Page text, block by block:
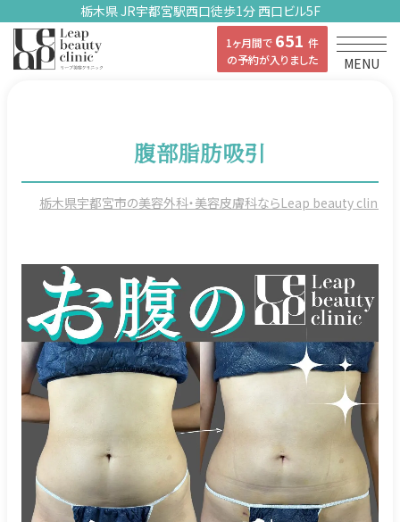
栃木県 JR宇都宮駅西口徒歩1分 西口ビル5F
1ヶ月間で 651 件
の予約が入りました
MENU
腹部脂肪吸引
栃木県宇都宮市の美容外科・美容皮膚科ならLeap beauty clinic